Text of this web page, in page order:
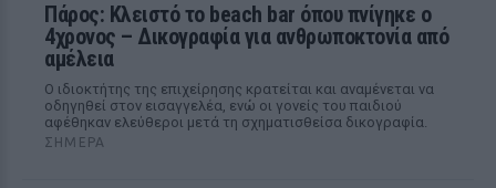
Πάρος: Κλειστό το beach bar όπου πνίγηκε ο
4χρονος – Δικογραφία για ανθρωποκτονία από
αμέλεια
Ο ιδιοκτήτης της επιχείρησης κρατείται και αναμένεται να
οδηγηθεί στον εισαγγελέα, ενώ οι γονείς του παιδιού
αφέθηκαν ελεύθεροι μετά τη σχηματισθείσα δικογραφία.
ΣΉΜΕΡΑ